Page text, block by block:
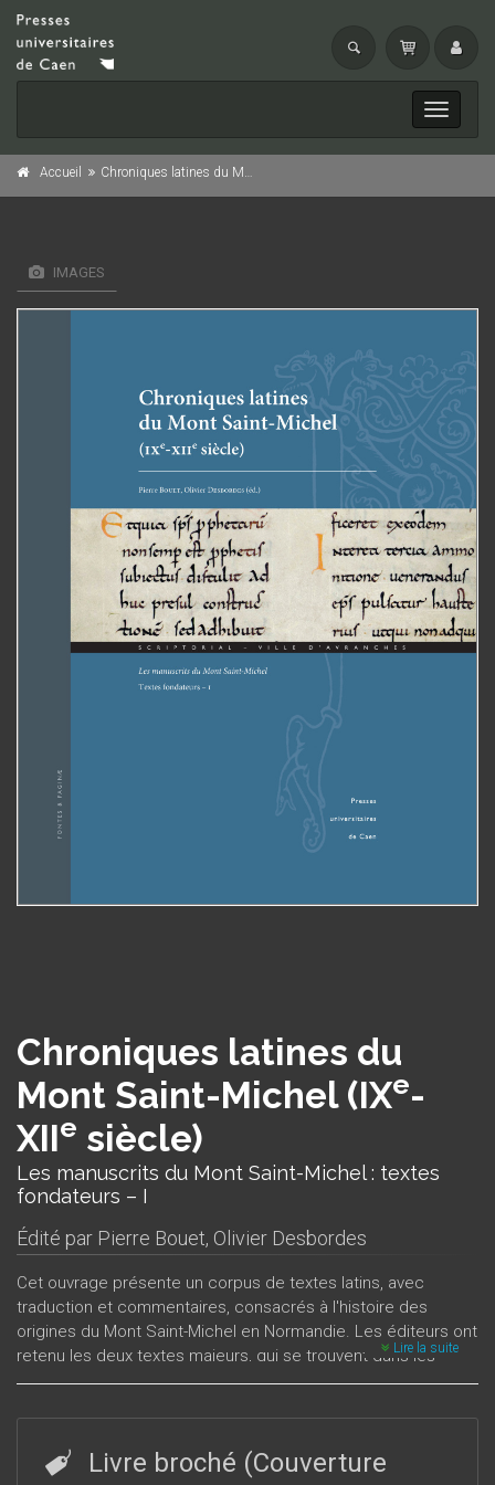
Toggle
Accueil Chroniques latines du Mont Saint-Michel (IX
IMAGES
Chroniques latines du
Mont Saint-Michel (IXe-
XIIe siècle)
Les manuscrits du Mont Saint-Michel : textes
fondateurs – I
Édité par Pierre Bouet, Olivier Desbordes
Cet ouvrage présente un corpus de textes latins, avec
traduction et commentaires, consacrés à l'histoire des
origines du Mont Saint-Michel en Normandie. Les éditeurs ont
retenu les deux textes majeurs, qui se trouvent dans les
manuscrits montois déposés à la bibliothèque municipale
fondation du premier sanctuaire du Mont par l'évêque Aubert,
vers le début du VIIIe siècle ; leDe miraculis in Monte sancti
Lire la suite
Livre broché (Couverture